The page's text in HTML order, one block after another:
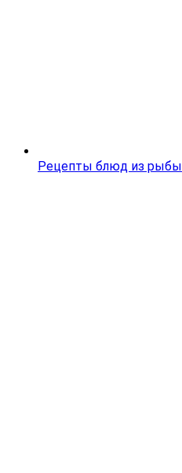
Рецепты блюд из рыбы